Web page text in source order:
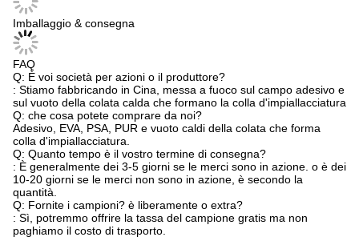
Imballaggio & consegna
FAQ
Q: È voi società per azioni o il produttore?
: Stiamo fabbricando in Cina, messa a fuoco sul campo adesivo e
sul vuoto della colata calda che formano la colla d'impiallacciatura
Q: che cosa potete comprare da noi?
Adesivo, EVA, PSA, PUR e vuoto caldi della colata che forma
colla d'impiallacciatura.
Q: Quanto tempo è il vostro termine di consegna?
: È generalmente dei 3-5 giorni se le merci sono in azione. o è dei
10-20 giorni se le merci non sono in azione, è secondo la
quantità.
Q: Fornite i campioni? è liberamente o extra?
: Sì, potremmo offrire la tassa del campione gratis ma non
paghiamo il costo di trasporto.